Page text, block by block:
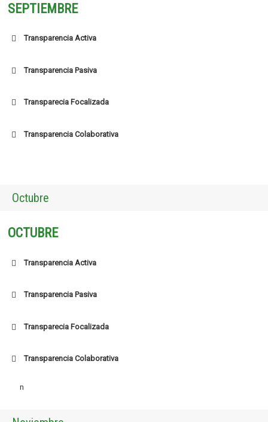
SEPTIEMBRE
Transparencia Activa
Transparencia Pasiva
Transparecia Focalizada
Transparencia Colaborativa
Octubre
OCTUBRE
Transparencia Activa
Transparencia Pasiva
Transparecia Focalizada
Transparencia Colaborativa
n